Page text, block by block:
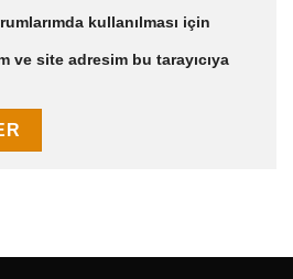
kullanılması için
ve site adresim bu tarayıcıya